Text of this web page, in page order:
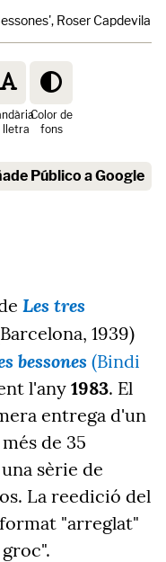
Roser Capdevila
lletra
Color de
fons
Público a Google
Les tres
1939)
bessones (Bindi
l'any1983. El
entrega d'un
de 35
sèrie de
La reedició del
"arreglat"